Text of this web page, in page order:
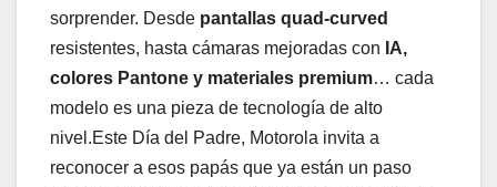
sorprender. Desde pantallas quad-curved
resistentes, hasta cámaras mejoradas con IA,
colores Pantone y materiales premium… cada
modelo es una pieza de tecnología de alto
nivel.Este Día del Padre, Motorola invita a
reconocer a esos papás que ya están un paso